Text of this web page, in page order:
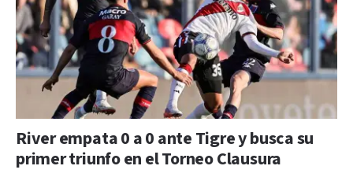
River empata 0 a 0 ante Tigre y busca su
primer triunfo en el Torneo Clausura